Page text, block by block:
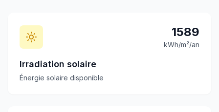
1589
kWh/m²/an
Irradiation solaire
Énergie solaire disponible